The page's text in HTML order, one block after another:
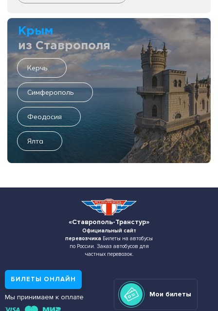
Крым
из Ставрополя
Керчь
Симферополь
Феодосия
Ялта
«Ставрополь-Транстур»
Официальный сайт
перевозчика Билеты на автобусы
по России. Заказ автобусов для
частных перевозок.
БИЛЕТЫ ОНЛАЙН
Мы принимаем к оплате Мои билеты